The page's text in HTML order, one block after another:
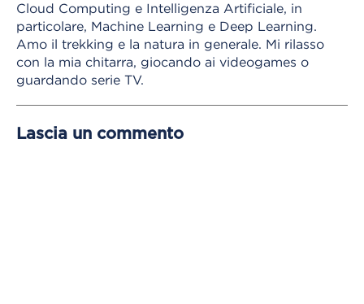
Cloud Computing e Intelligenza Artificiale, in
particolare, Machine Learning e Deep Learning.
Amo il trekking e la natura in generale. Mi rilasso
con la mia chitarra, giocando ai videogames o
guardando serie TV.
Lascia un commento